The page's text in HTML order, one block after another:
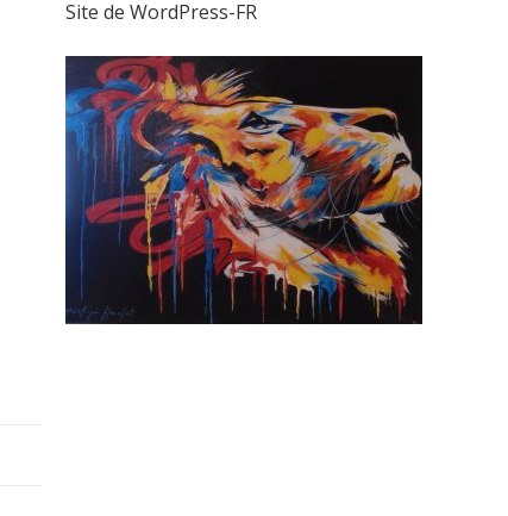
Site de WordPress-FR